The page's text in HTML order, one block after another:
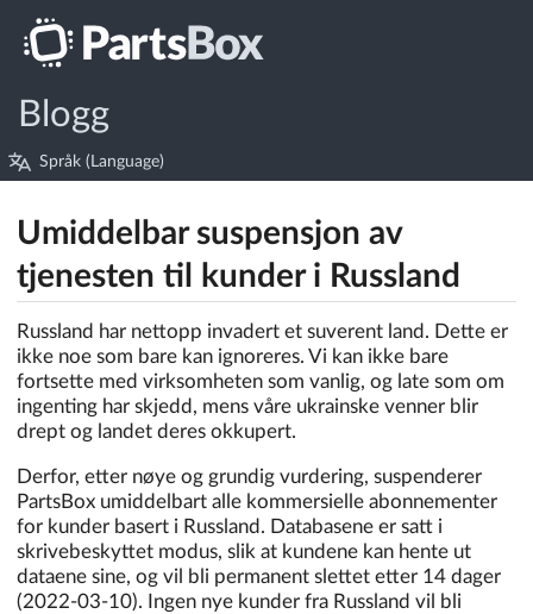
Blogg
Språk (Language)
Umiddelbar suspensjon av
tjenesten til kunder i Russland
Russland har nettopp invadert et suverent land. Dette er
ikke noe som bare kan ignoreres. Vi kan ikke bare
fortsette med virksomheten som vanlig, og late som om
ingenting har skjedd, mens våre ukrainske venner blir
drept og landet deres okkupert.
Derfor, etter nøye og grundig vurdering, suspenderer
PartsBox umiddelbart alle kommersielle abonnementer
for kunder basert i Russland. Databasene er satt i
skrivebeskyttet modus, slik at kundene kan hente ut
dataene sine, og vil bli permanent slettet etter 14 dager
(2022-03-10). Ingen nye kunder fra Russland vil bli